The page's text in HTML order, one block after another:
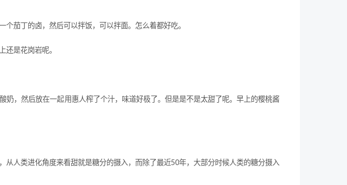
茄丁的卤，然后可以拌饭，可以拌面。怎么着都好吃。
还是花岗岩呢。
奶，然后放在一起用惠人榨了个汁，味道好极了。但是是不是太甜了呢。早上的樱桃酱
从人类进化角度来看甜就是糖分的摄入，而除了最近50年，大部分时候人类的糖分摄入